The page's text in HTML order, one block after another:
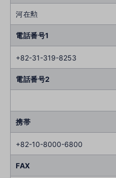
河在勲
電話番号1
+82-31-319-8253
電話番号2
携帯
+82-10-8000-6800
FAX